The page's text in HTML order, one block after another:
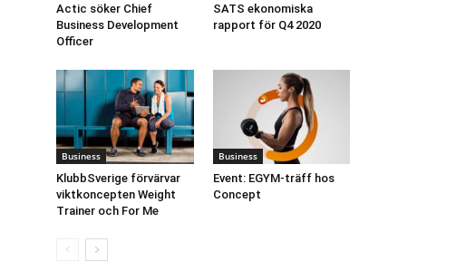
Actic söker Chief
Business Development
Officer
SATS ekonomiska
rapport för Q4 2020
Business
KlubbSverige förvärvar
viktkoncepten Weight
Trainer och For Me
Business
Event: EGYM-träff hos
Concept